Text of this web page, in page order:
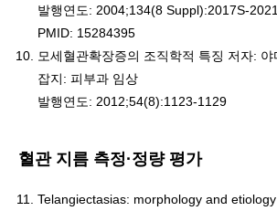
발행연도: 2004;134(8 Suppl):2017S-
PMID: 15284395
모세혈관확장증의 조직학적 특징 저자: 야
잡지: 피부과 임상
발행연도: 2012;54(8):1123-1129
혈관 지름 측정·정량 평가
Telangiectasias: morphology and